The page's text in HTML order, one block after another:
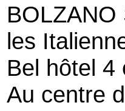
BOLZANO
les
Bel hôtel 4
Au centre